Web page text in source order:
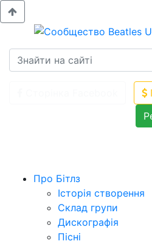
Про Бітлз
Історія створення
Склад групи
Дискографія
Пісні